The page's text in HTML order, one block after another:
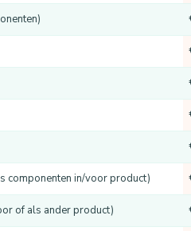
componenten in/voor product)
of als ander product)